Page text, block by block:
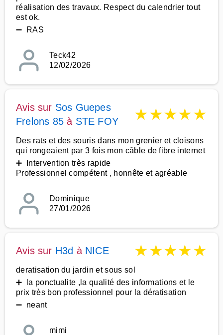
réalisation des travaux. Respect du calendrier tout
est ok.
➖ RAS
Teck42
12/02/2026
Avis sur Sos Guepes
Frelons 85 à STE FOY ★★★★★
Des rats et des souris dans mon grenier et cloisons
qui rongeaient par 3 fois mon câble de fibre internet
➕ Intervention très rapide
Professionnel compétent , honnête et agréable
Dominique
27/01/2026
Avis sur H3d à NICE ★★★★★
deratisation du jardin et sous sol
➕ la ponctualite ,la qualité des informations et le
prix très bon professionnel pour la dératisation
➖ neant
mimi